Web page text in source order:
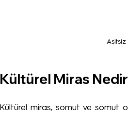
Kültürel Miras
Kültürel miras, somut ve somut